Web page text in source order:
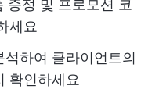
증정 및 프로모션 코
세요
하여 클라이언트의
확인하세요